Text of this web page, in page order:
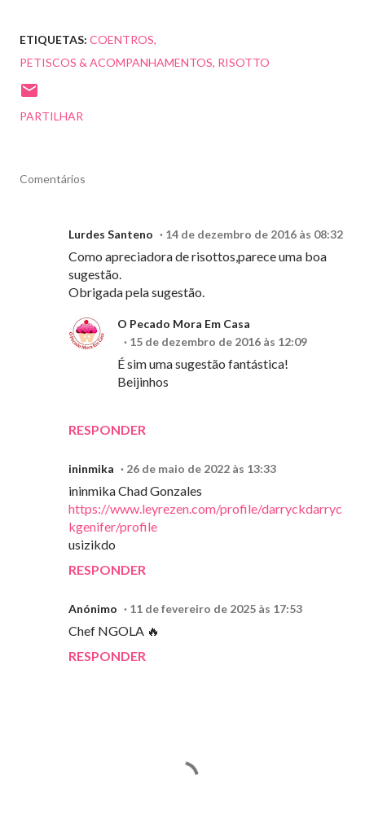
ETIQUETAS: COENTROS
PETISCOS & ACOMPANHAMENTOS RISOTTO
PARTILHAR
Comentários
Lurdes Santeno 14 de dezembro de 2016 às 08:32
Como apreciadora de risottos,parece uma boa
sugestão.
Obrigada pela sugestão.
RESPONDER
O Pecado Mora Em Casa
15 de dezembro de 2016 às 12:09
É sim uma sugestão fantástica!
Beijinhos
ininmika 26 de maio de 2022 às 13:33
ininmika Chad Gonzales
https://www.leyrezen.com/profile/darryckdarryc
kgenifer/profile
usizikdo
RESPONDER
Anónimo 11 de fevereiro de 2025 às 17:53
Chef NGOLA 🔥
RESPONDER